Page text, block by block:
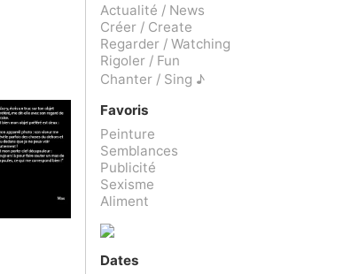
Actualité / News
Créer / Create
Regarder / Watching
Rigoler / Fun
Chanter / Sing ♪
Favoris
Peinture
Semblances
Publicité
Sexisme
Aliment
Dates